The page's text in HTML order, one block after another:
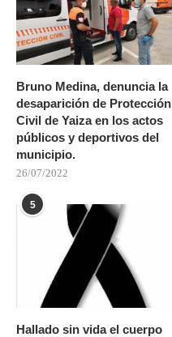
Bruno Medina, denuncia la
desaparición de Protección
Civil de Yaiza en los actos
públicos y deportivos del
municipio.
26/07/2022
5
Hallado sin vida el cuerpo